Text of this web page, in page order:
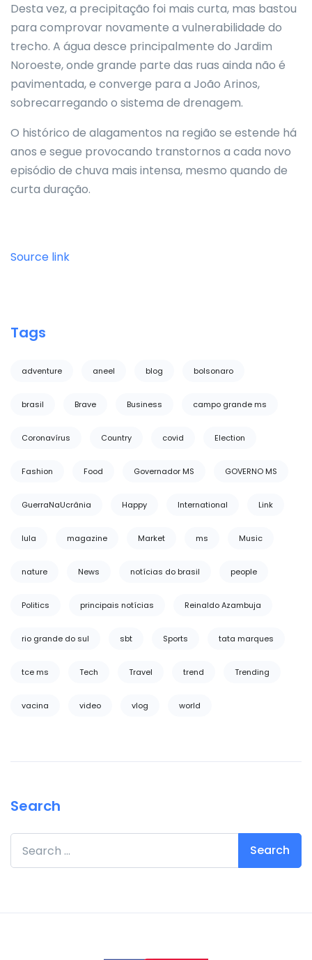
Desta vez, a precipitação foi mais curta, mas bastou
para comprovar novamente a vulnerabilidade do
trecho. A água desce principalmente do Jardim
Noroeste, onde grande parte das ruas ainda não é
pavimentada, e converge para a João Arinos,
sobrecarregando o sistema de drenagem.
O histórico de alagamentos na região se estende há
anos e segue provocando transtornos a cada novo
episódio de chuva mais intensa, mesmo quando de
curta duração.
Source link
Tags
adventure aneel blog bolsonaro
brasil Brave Business campo grande ms
Coronavírus Country covid Election
Fashion Food Governador MS GOVERNO MS
GuerraNaUcrânia Happy International Link
lula magazine Market ms Music
nature News notícias do brasil people
Politics principais notícias Reinaldo Azambuja
rio grande do sul sbt Sports tata marques
tce ms Tech Travel trend Trending
vacina video vlog world
Search
Search for: